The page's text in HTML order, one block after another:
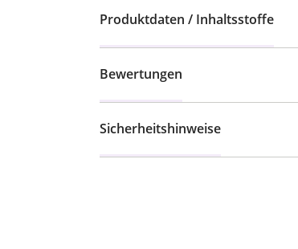
Produktdaten / Inhaltsstoffe
Bewertungen
Sicherheitshinweise